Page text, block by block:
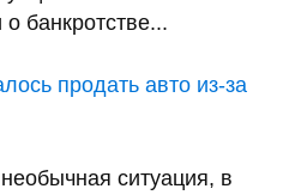
банкротстве...
продать авто из-за
ситуация, в